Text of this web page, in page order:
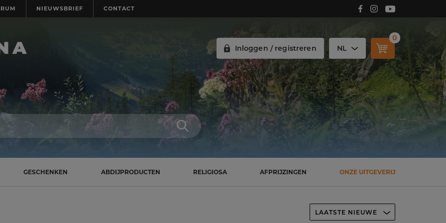
NIEUWSBRIEF CONTACT Volg Carmelitana op Facebook!
Volg Carmelitana op Instagram!
Volg Carmelitana op Youtube!
Inloggen / registreren NL
0
GESCHENKEN ABDIJPRODUCTEN RELIGIOSA AFPRIJZINGEN ONZE UITGEVERIJ